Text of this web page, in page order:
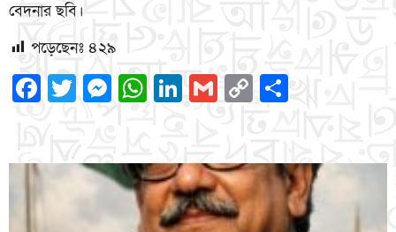
বেদনার ছবি।
পড়েছেনঃ ৪২৯
Facebook
TwitterMessenger
WhatsApp
LinkedIn
Gmail
CopyShare